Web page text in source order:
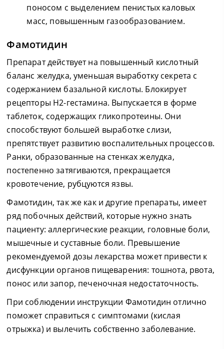
поносом с выделением пенистых каловых
масс, повышенным газообразованием.
Фамотидин
Препарат действует на повышенный кислотный
баланс желудка, уменьшая выработку секрета с
содержанием базальной кислоты. Блокирует
рецепторы Н2-гестамина. Выпускается в форме
таблеток, содержащих гликопротеины. Они
способствуют большей выработке слизи,
препятствует развитию воспалительных процессов.
Ранки, образованные на стенках желудка,
постепенно затягиваются, прекращается
кровотечение, рубцуются язвы.
Фамотидин, так же как и другие препараты, имеет
ряд побочных действий, которые нужно знать
пациенту: аллергические реакции, головные боли,
мышечные и суставные боли. Превышение
рекомендуемой дозы лекарства может привести к
дисфункции органов пищеварения: тошнота, рвота,
понос или запор, печеночная недостаточность.
При соблюдении инструкции Фамотидин отлично
поможет справиться с симптомами (кислая
отрыжка) и вылечить собственно заболевание.